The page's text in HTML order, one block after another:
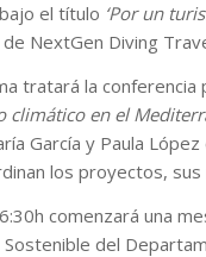
el título ‘Por un
NextGen Diving
tratará la
climático en el
García y Paula
los proyectos,
comenzará una
del